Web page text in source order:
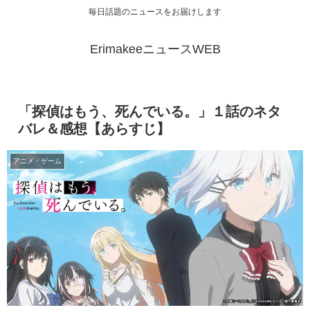
毎日話題のニュースをお届けします
ErimakeeニュースWEB
「探偵はもう、死んでいる。」１話のネタ
バレ＆感想【あらすじ】
アニメ・ゲーム